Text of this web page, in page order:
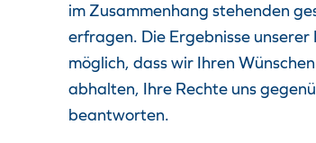
im Zusammenhang stehenden
erfragen. Die Ergebnisse
möglich, dass wir Ihren
abhalten, Ihre Rechte uns
beantworten.